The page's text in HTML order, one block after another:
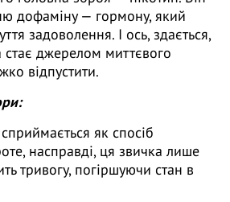
дофаміну — гормону, який
задоволення. І ось, здається,
стає джерелом миттєвого
відпустити.
як спосіб
насправді, ця звичка лише
тривогу, погіршуючи стан в